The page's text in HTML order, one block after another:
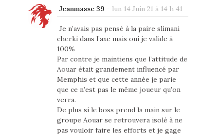
Jeanmasse 39 - lun 14 Juin 21 à 14 h 41
Je n’avais pas pensé à la paire slimani
cherki dans l’axe mais oui je valide à
100%
Par contre je maintiens que l’attitude de
Aouar était grandement influencé par
Memphis et que cette année je parie
que ce n’est pas le même joueur qu’on
verra.
De plus si le boss prend la main sur le
groupe Aouar se retrouvera isolé à ne
pas vouloir faire les efforts et je gage